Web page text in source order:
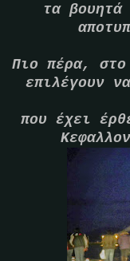
τα βουητά
Πιο πέρα, στο
επιλέγουν
που έχει